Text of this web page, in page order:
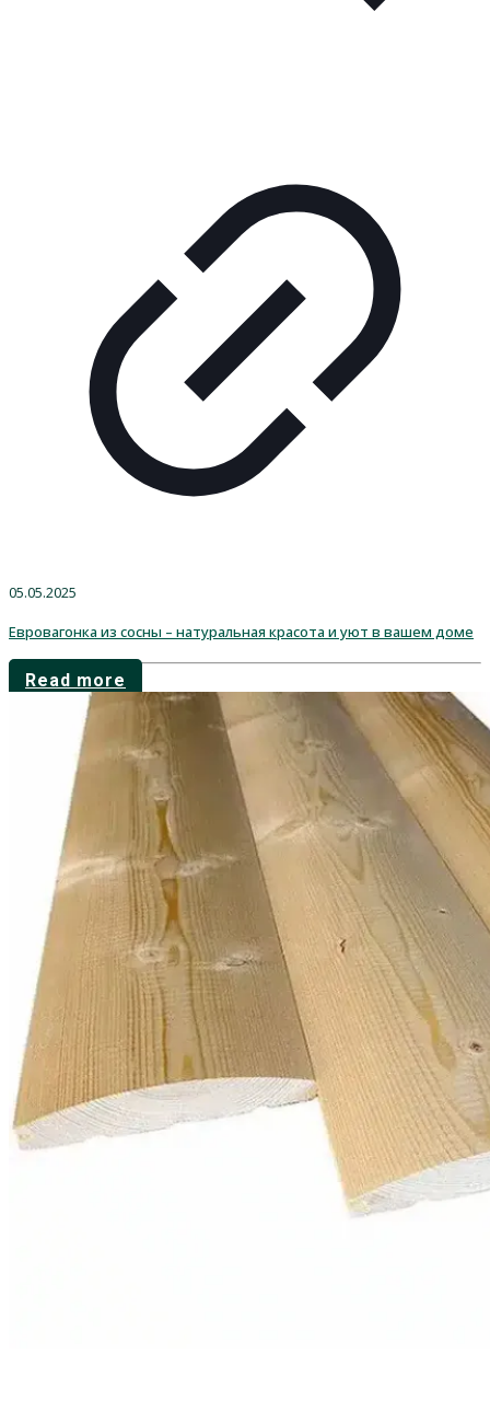
05.05.2025
Евровагонка из сосны – натуральная красота и уют в вашем доме
Read more